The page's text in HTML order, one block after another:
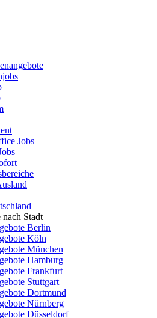
Jobs
nach Stadt
Berlin
Köln
München
Hamburg
Frankfurt
Stuttgart
Dortmund
Nürnberg
Düsseldorf